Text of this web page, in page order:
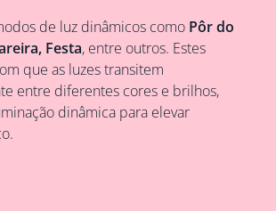
de luz dinâmicos como Pôr do
Festa, entre outros. Estes
que as luzes transitem
entre diferentes cores e brilhos,
dinâmica para elevar